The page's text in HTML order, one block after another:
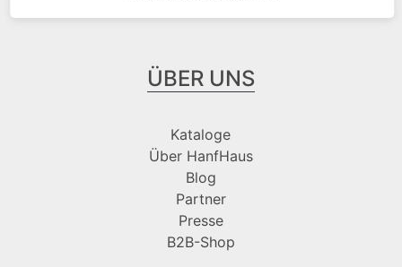
ÜBER UNS
Kataloge
Über HanfHaus
Blog
Partner
Presse
B2B-Shop